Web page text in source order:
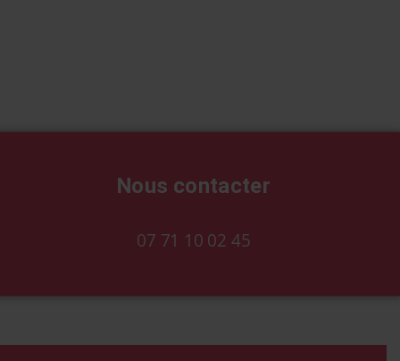
Nous contacter
07 71 10 02 45